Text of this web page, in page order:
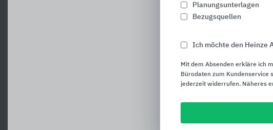
Planungsunterlagen
Bezugsquellen
Ich möchte den Heinze
Mit dem Absenden erkläre ich
Bürodaten zum Kundenservice
jederzeit widerrufen. Näheres